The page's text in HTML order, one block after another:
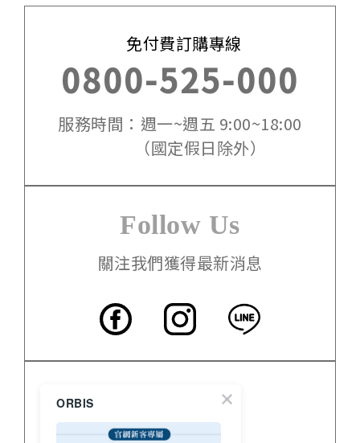
免付費訂購專線
0800-525-000
服務時間：週一~週五 9:00~18:00
（國定假日除外）
Follow Us
關注我們獲得最新消息
門市資訊
ORBIS